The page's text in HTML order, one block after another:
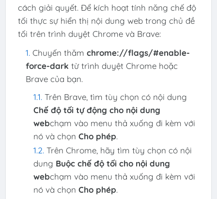
cách giải quyết. Để kích hoạt tính năng chế độ
tối thực sự hiển thị nội dung web trong chủ đề
tối trên trình duyệt Chrome và Brave:
Chuyến thăm chrome://flags/#enable-
force-dark từ trình duyệt Chrome hoặc
Brave của bạn.
Trên Brave, tìm tùy chọn có nội dung
Chế độ tối tự động cho nội dung
webchạm vào menu thả xuống đi kèm với
nó và chọn Cho phép.
Trên Chrome, hãy tìm tùy chọn có nội
dung Buộc chế độ tối cho nội dung
webchạm vào menu thả xuống đi kèm với
nó và chọn Cho phép.